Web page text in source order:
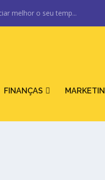
melhor o seu temp...
FINANÇAS